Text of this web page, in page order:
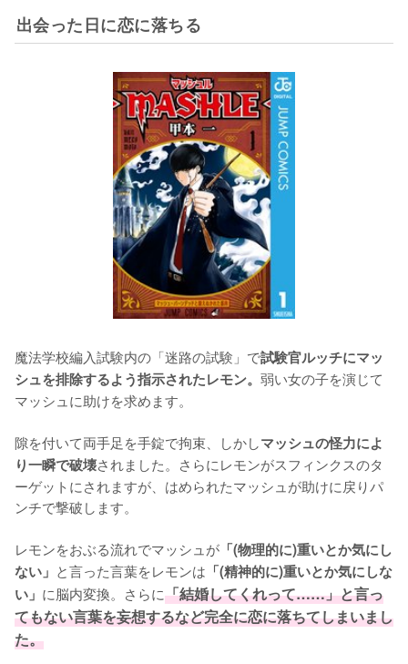
出会った日に恋に落ちる
魔法学校編入試験内の「迷路の試験」で試験官ルッチにマッ
シュを排除するよう指示されたレモン。 弱い女の子を演じて
マッシュに助けを求めます。
隙を付いて両手足を手錠で拘束、しかしマッシュの怪力によ
り一瞬で破壊されました。さらにレモンがスフィンクスのタ
ーゲットにされますが、はめられたマッシュが助けに戻りパ
ンチで撃破します。
レモンをおぶる流れでマッシュが 「(物理的に)重いとか気にし
ない」 と言った言葉をレモンは 「(精神的に)重いとか気にしな
い」 に脳内変換。さらに「結婚してくれって……」と言っ
てもない言葉を妄想するなど完全に恋に落ちてしまいまし
た。